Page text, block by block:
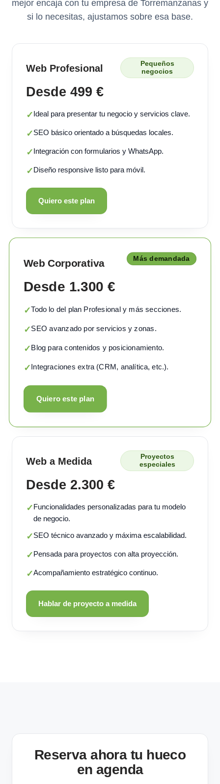
mejor encaja con tu empresa de Torremanzanas y
si lo necesitas, ajustamos sobre esa base.
Web Profesional
Pequeños
negocios
Desde 499 €
✓Ideal para presentar tu negocio y servicios clave.
✓SEO básico orientado a búsquedas locales.
✓Integración con formularios y WhatsApp.
✓Diseño responsive listo para móvil.
Quiero este plan
Web Corporativa Más demandada
Desde 1.300 €
✓Todo lo del plan Profesional y más secciones.
✓SEO avanzado por servicios y zonas.
✓Blog para contenidos y posicionamiento.
✓Integraciones extra (CRM, analítica, etc.).
Quiero este plan
Web a Medida
Proyectos
especiales
Desde 2.300 €
✓Funcionalidades personalizadas para tu modelo
de negocio.
✓SEO técnico avanzado y máxima escalabilidad.
✓Pensada para proyectos con alta proyección.
✓Acompañamiento estratégico continuo.
Hablar de proyecto a medida
Reserva ahora tu hueco
en agenda